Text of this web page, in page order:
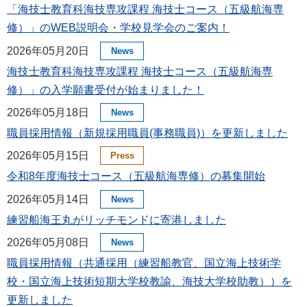
「海技士教育科海技専攻課程 海技士コース（五級航海専
修）」のWEB説明会・学校見学会のご案内！
2026年05月20日
News
海技士教育科海技専攻課程 海技士コース（五級航海専
修）」の入学願書受付が始まりました！
2026年05月18日
News
職員採用情報（新規採用職員(事務職員)）を更新しました
2026年05月15日
Press
令和8年度海技士コース（五級航海専修）の募集開始
2026年05月14日
News
練習船海王丸がリッチモンドに寄港しました
2026年05月08日
News
職員採用情報（共通採⽤（練習船教官、国⽴海上技術学
校・国⽴海上技術短期⼤学校教諭、海技⼤学校助教））を
更新しました